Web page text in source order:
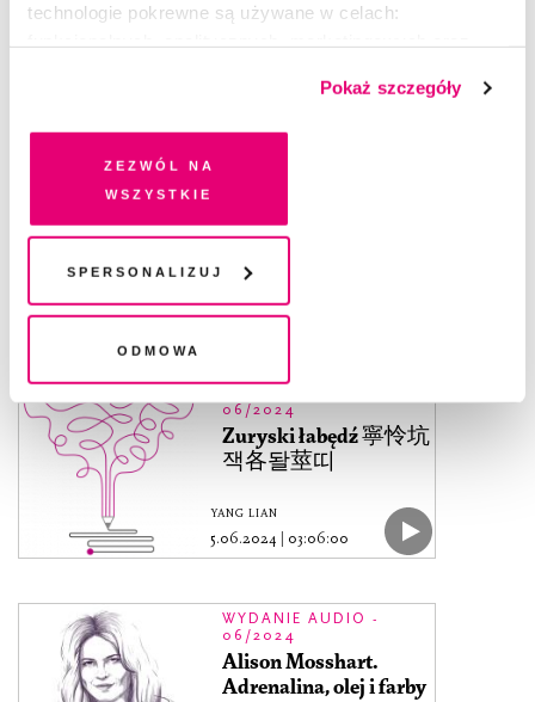
technologie pokrewne są używane w celach:
dobrowolną zgodę na pliki cookies i technologie
pokrewne, zgadzasz się na przechowywanie informacji
na Twoim urządzeniu końcowym lub dostęp do niego i
przetwarzanie danych. Zgodę na wszystkie lub niektóre
chwili wycofać lub ponowić w zakładce "Ustawienia
plików cookie". Wycofanie zgody nie wpływa na
legalność przetwarzania danych przed jej wycofaniem
Pokaż szczegóły
Zezwól na
wszystkie
Spersonalizuj
Odmowa
04:06:00
5.06.2024|04:06:00
06/2024
Zuryski łabędź 寧怜坑
잭各돨莖띠
YANG LIAN
5.06.2024 03:06:00
WYDANIE AUDIO -
06/2024
Alison Mosshart.
Adrenalina, olej i farby